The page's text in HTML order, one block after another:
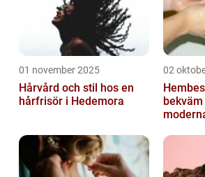
01 november 2025
Hårvård och stil hos en
hårfrisör i Hedemora
02